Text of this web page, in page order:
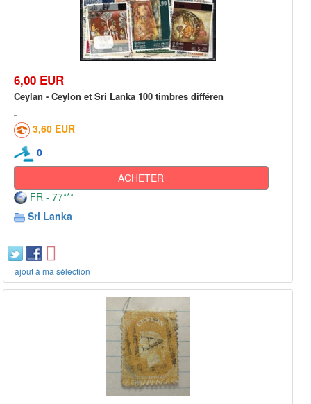
6,00 EUR
Ceylan - Ceylon et Sri Lanka 100 timbres différen
3,60 EUR
0
ACHETER
FR - 77***
Sri Lanka
+ ajout à ma sélection